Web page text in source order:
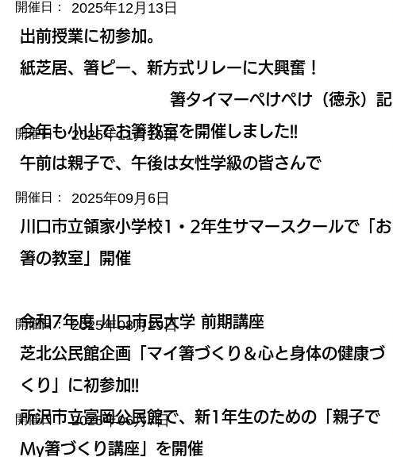
開催日： 2025年12月13日
出前授業に初参加。
紙芝居、箸ピー、新方式リレーに大興奮！
箸タイマーぺけぺけ（徳永）記
開催日： 2025年11月10日
今年も小山でお箸教室を開催しました!!
午前は親子で、午後は女性学級の皆さんで
開催日： 2025年09月6日
川口市立領家小学校1・2年生サマースクールで「お
箸の教室」開催
開催日： 2025年08月29日
令和7年度 川口市民大学 前期講座
芝北公民館企画「マイ箸づくり＆心と身体の健康づ
くり」に初参加!!
開催日： 2025年06月7日
所沢市立富岡公民館で、新1年生のための「親子で
My箸づくり講座」を開催